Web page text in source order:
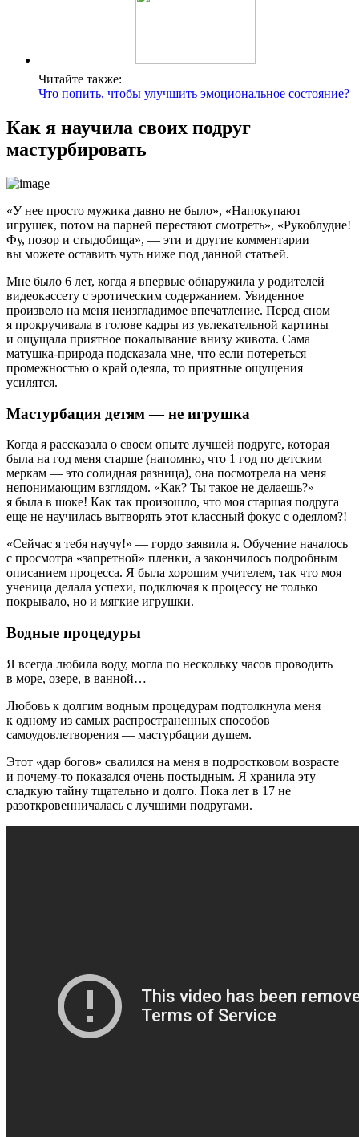
Читайте также:
Что попить, чтобы улучшить эмоциональное состояние?
Как я научила своих подруг
мастурбировать
«У нее просто мужика давно не было», «Напокупают
игрушек, потом на парней перестают смотреть», «Рукоблудие!
Фу, позор и стыдобища», — эти и другие комментарии
вы можете оставить чуть ниже под данной статьей.
Мне было 6 лет, когда я впервые обнаружила у родителей
видеокассету с эротическим содержанием. Увиденное
произвело на меня неизгладимое впечатление. Перед сном
я прокручивала в голове кадры из увлекательной картины
и ощущала приятное покалывание внизу живота. Сама
матушка-природа подсказала мне, что если потереться
промежностью о край одеяла, то приятные ощущения
усилятся.
Мастурбация детям — не игрушка
Когда я рассказала о своем опыте лучшей подруге, которая
была на год меня старше (напомню, что 1 год по детским
меркам — это солидная разница), она посмотрела на меня
непонимающим взглядом. «Как? Ты такое не делаешь?» —
я была в шоке! Как так произошло, что моя старшая подруга
еще не научилась вытворять этот классный фокус с одеялом?!
«Сейчас я тебя научу!» — гордо заявила я. Обучение началось
с просмотра «запретной» пленки, а закончилось подробным
описанием процесса. Я была хорошим учителем, так что моя
ученица делала успехи, подключая к процессу не только
покрывало, но и мягкие игрушки.
Водные процедуры
Я всегда любила воду, могла по нескольку часов проводить
в море, озере, в ванной…
Любовь к долгим водным процедурам подтолкнула меня
к одному из самых распространенных способов
самоудовлетворения — мастурбации душем.
Этот «дар богов» свалился на меня в подростковом возрасте
и почему-то показался очень постыдным. Я хранила эту
сладкую тайну тщательно и долго. Пока лет в 17 не
разоткровенничалась с лучшими подругами.